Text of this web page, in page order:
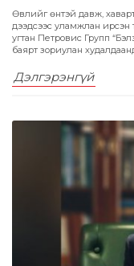
Өвлийг өнтэй давж,
дээдсээс уламжлан ирсэн
угтан Петровис Групп
баярт зориулан
Дэлгэрэнгүй